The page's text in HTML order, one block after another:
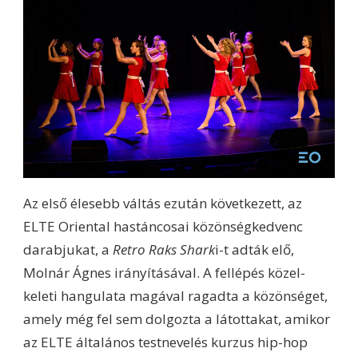
Az első élesebb váltás ezután következett, az
ELTE Oriental hastáncosai közönségkedvenc
darabjukat, a Retro Raks Sharki-t adták elő,
Molnár Ágnes irányításával. A fellépés közel-
keleti hangulata magával ragadta a közönséget,
amely még fel sem dolgozta a látottakat, amikor
az ELTE általános testnevelés kurzus hip-hop